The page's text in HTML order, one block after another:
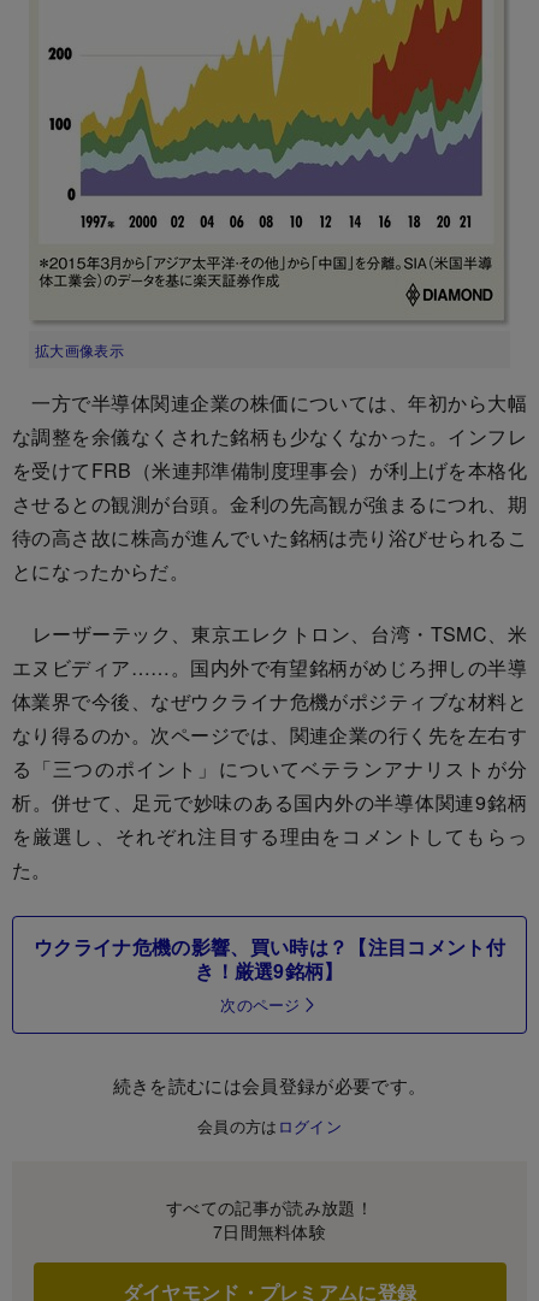
拡大画像表示
一方で半導体関連企業の株価については、年初から大幅
な調整を余儀なくされた銘柄も少なくなかった。インフレ
を受けてFRB（米連邦準備制度理事会）が利上げを本格化
させるとの観測が台頭。金利の先高観が強まるにつれ、期
待の高さ故に株高が進んでいた銘柄は売り浴びせられるこ
とになったからだ。
レーザーテック、東京エレクトロン、台湾・TSMC、米
エヌビディア……。国内外で有望銘柄がめじろ押しの半導
体業界で今後、なぜウクライナ危機がポジティブな材料と
なり得るのか。次ページでは、関連企業の行く先を左右す
る「三つのポイント」についてベテランアナリストが分
析。併せて、足元で妙味のある国内外の半導体関連9銘柄
を厳選し、それぞれ注目する理由をコメントしてもらっ
た。
ウクライナ危機の影響、買い時は？【注目コメント付
き！厳選9銘柄】
次のページ
続きを読むには会員登録が必要です。
会員の方は ログイン
すべての記事が読み放題！
7日間無料体験
ダイヤモンド・プレミアムに登録